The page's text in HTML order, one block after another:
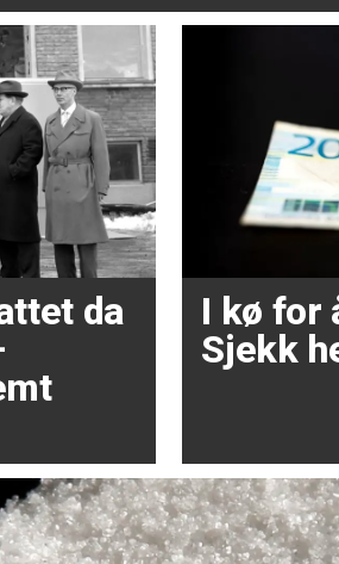
da
I kø for
Sjekk